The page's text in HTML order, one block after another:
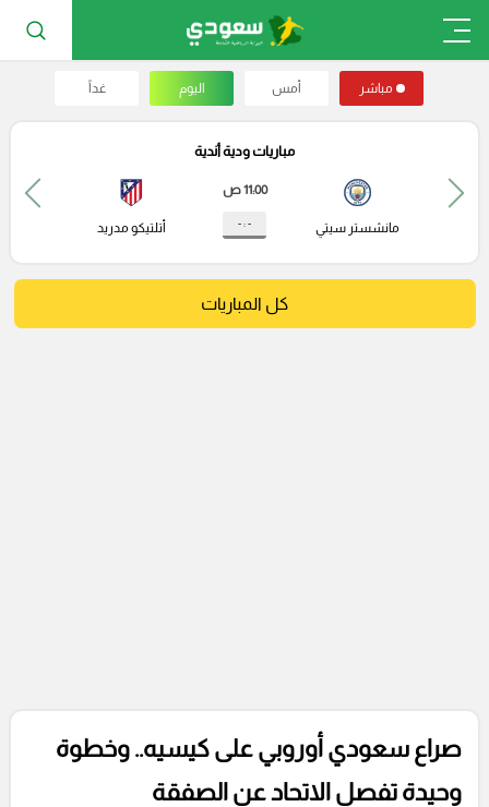
مباشر أمس اليوم غداً
مباريات ودية أندية
مانشستر سيتي
11:00 ص
- : - أتلتيكو مدريد
كل المباريات
صراع سعودي أوروبي على كيسيه.. وخطوة
وحيدة تفصل الاتحاد عن الصفقة